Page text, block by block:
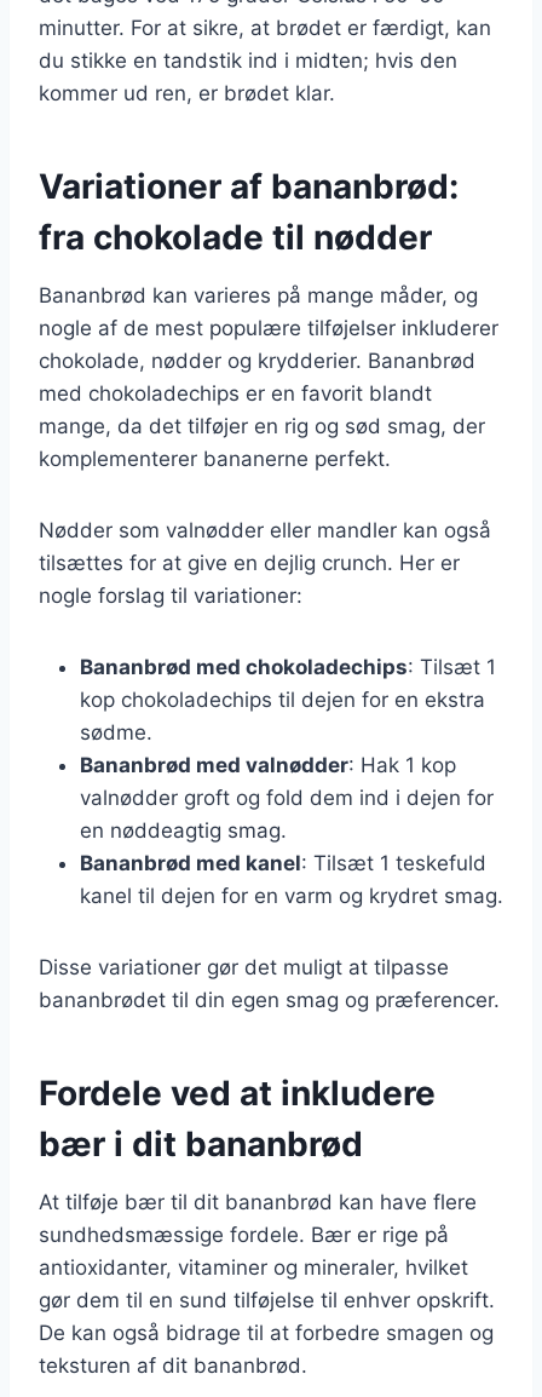
minutter. For at sikre, at brødet er færdigt, kan
du stikke en tandstik ind i midten; hvis den
kommer ud ren, er brødet klar.
Variationer af bananbrød:
fra chokolade til nødder
Bananbrød kan varieres på mange måder, og
nogle af de mest populære tilføjelser inkluderer
chokolade, nødder og krydderier. Bananbrød
med chokoladechips er en favorit blandt
mange, da det tilføjer en rig og sød smag, der
komplementerer bananerne perfekt.
Nødder som valnødder eller mandler kan også
tilsættes for at give en dejlig crunch. Her er
nogle forslag til variationer:
Bananbrød med chokoladechips: Tilsæt 1
kop chokoladechips til dejen for en ekstra
sødme.
Bananbrød med valnødder: Hak 1 kop
valnødder groft og fold dem ind i dejen for
en nøddeagtig smag.
Bananbrød med kanel: Tilsæt 1 teskefuld
kanel til dejen for en varm og krydret smag.
Disse variationer gør det muligt at tilpasse
bananbrødet til din egen smag og præferencer.
Fordele ved at inkludere
bær i dit bananbrød
At tilføje bær til dit bananbrød kan have flere
sundhedsmæssige fordele. Bær er rige på
antioxidanter, vitaminer og mineraler, hvilket
gør dem til en sund tilføjelse til enhver opskrift.
De kan også bidrage til at forbedre smagen og
teksturen af dit bananbrød.